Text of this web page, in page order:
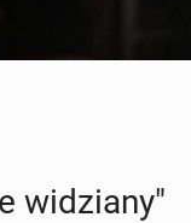
wi­dzia­ny"